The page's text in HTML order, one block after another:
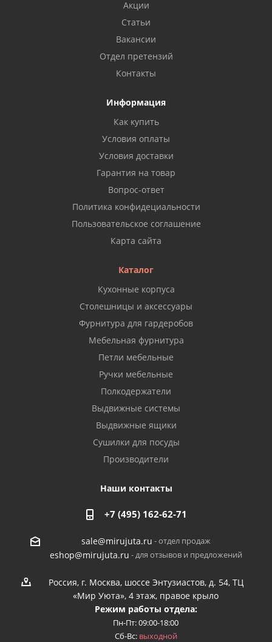
Акции
Статьи
Вакансии
Отдел претензий
Контакты
Информация
Как купить
Условия оплаты
Условия доставки
Гарантия на товар
Вопрос-ответ
Политика конфидециальности
Пользовательское соглашение
Карта сайта
Каталог
Кухонные корпуса
Столешницы и аксессуары
Фурнитура для гардеробов
Мебельная фурнитура
Петли мебельные
Ручки мебельные
Полкодержатели
Выдвижные системы
Выдвижные ящики
Сушилки для посуды
Производители
Наши контакты
+7 (495) 162-62-71
sale@mirujuta.ru - отдел продаж
eshop@mirujuta.ru - для отзывов и предложений
Россия, г. Москва, шоссе Энтузиастов, д. 54, ТЦ
«Мир Уюта», 4 этаж, правое крыло
Режим работы отдела:
Пн-Пт: 09:00-18:00
Сб-Вс: выходной